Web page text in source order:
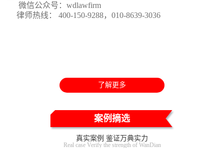
微信公众号：wdlawfirm
律师热线： 400-150-9288，010-8639-3036
了解更多
案例摘选
真实案例 鉴证万典实力
Real case Verify the strength of WanDian